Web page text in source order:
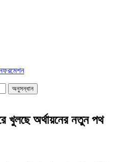
খুলছে অর্থায়নের নতুন পথ